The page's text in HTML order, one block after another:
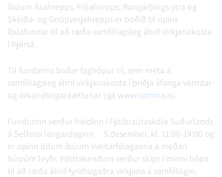
Íbúum Ásahrepps, Flóahrepps, Rangárþings ytra og
Skeiða- og Gnúpverjahrepps er boðið til opins
íbúafundar til að ræða samfélagsleg áhrif virkjanakosta
í Þjórsá.
Til fundarins boðar faghópur III, sem meta á
samfélagsleg áhrif virkjanakosta í þriðja áfanga verndar-
og orkunýtingaráætlunar (sjá www.ramma.is).
Fundurinn verður haldinn í Fjölbrautaskóla Suðurlands
á Selfossi laugardaginn 5.desember, kl. 11:00-14:00 og
er opinn öllum íbúum sveitarfélaganna á meðan
húsrúm leyfir. Þátttakendum verður skipt í minni hópa
til að ræða áhrif fyrirhugaðra virkjana á samfélögin.